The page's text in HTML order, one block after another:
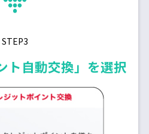
STEP3
ト自動交換」を選択